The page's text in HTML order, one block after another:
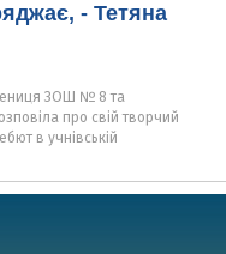
- Тетяна
ЗОШ № 8 та
про свій творчий
в учнівській